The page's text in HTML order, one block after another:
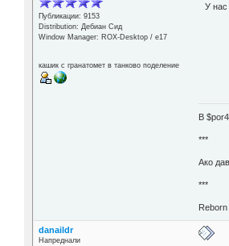
Публикации: 9153
Distribution: Дебиан Сид
Window Manager: ROX-Desktop / е17
кашик с гранатомет в танково поделение
У нас
В
***
Aко
***
danaildr
Напреднали